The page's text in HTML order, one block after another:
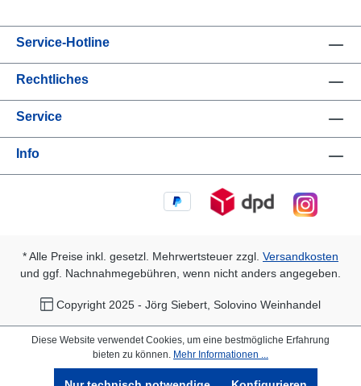
Service-Hotline
Rechtliches
Service
Info
* Alle Preise inkl. gesetzl. Mehrwertsteuer zzgl. Versandkosten
und ggf. Nachnahmegebühren, wenn nicht anders angegeben.
Copyright 2025 - Jörg Siebert, Solovino Weinhandel
Diese Website verwendet Cookies, um eine bestmögliche Erfahrung
bieten zu können. Mehr Informationen ...